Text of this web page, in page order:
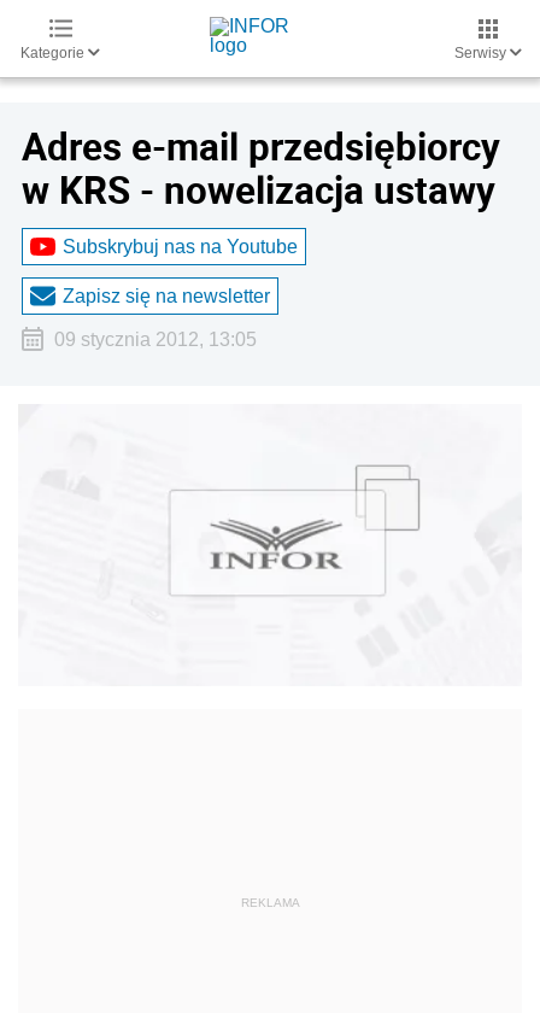
Kategorie Serwisy
Adres e-mail przedsiębiorcy
w KRS - nowelizacja ustawy
Subskrybuj nas na Youtube
Zapisz się na newsletter
09 stycznia 2012, 13:05